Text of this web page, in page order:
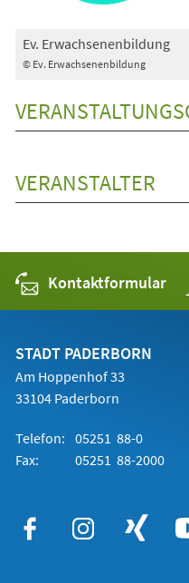
© Ev. Erwachsenenbildung
Ev. Erwachsenenbildung
VERANSTALTER
Kontaktformular
STADT PADERBORN
Am Hoppenhof 33
33104 Paderborn
Telefon: 05251 88-0
Fax:
05251 88-2000